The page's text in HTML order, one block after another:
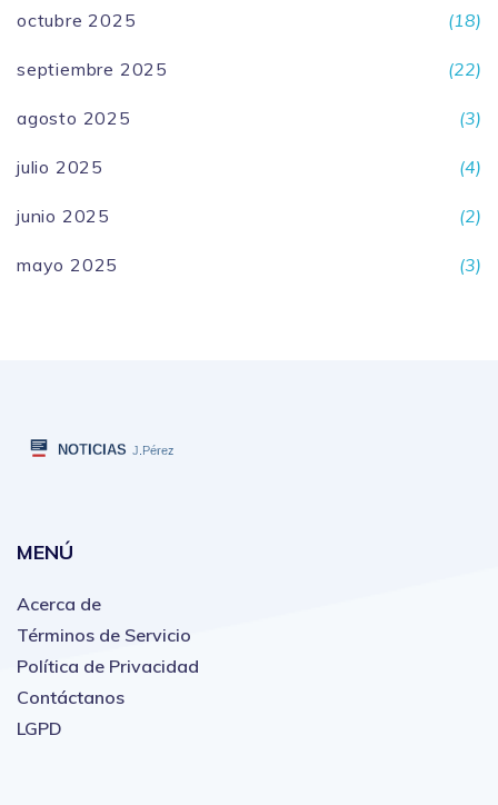
octubre 2025 (18)
septiembre 2025 (22)
agosto 2025 (3)
julio 2025 (4)
junio 2025 (2)
mayo 2025 (3)
MENÚ
Acerca de
Términos de Servicio
Política de Privacidad
Contáctanos
LGPD